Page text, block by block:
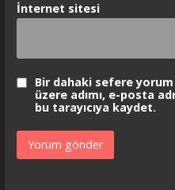
İnternet sitesi
Bir dahaki sefere yorum
üzere adımı, e-posta
bu tarayıcıya kaydet.